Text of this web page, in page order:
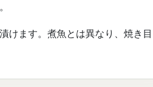
けます。煮魚とは異なり、焼き目